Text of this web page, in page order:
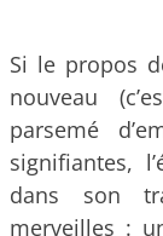
Si le propos
nouveau
parsemé
signifiantes,
dans son
merveilles :